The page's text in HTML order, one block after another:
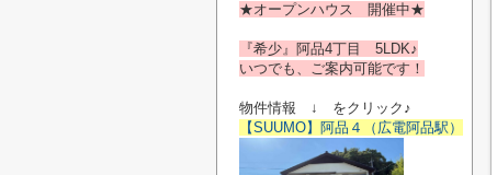
★オープンハウス 開催中★
『希少』阿品4丁目 5LDK♪
いつでも、ご案内可能です！
物件情報 ↓ をクリック♪
【SUUMO】阿品４（広電阿品駅）